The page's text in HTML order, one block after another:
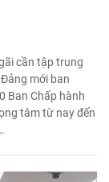
cần tập trung
mới ban
Ban Chấp hành
tâm từ nay đến